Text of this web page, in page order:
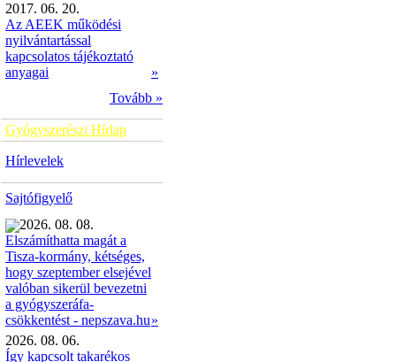
2017. 06. 20.
Az AEEK működési
nyilvántartással
kapcsolatos tájékoztató
anyagai
»
Tovább »
Gyógyszerészi Hírlap
Hírlevelek
Sajtófigyelő
2026. 08. 08.
Elszámíthatta magát a
Tisza-kormány, kétséges,
hogy szeptember elsejével
valóban sikerül bevezetni
a gyógyszeráfa-
csökkentést - nepszava.hu»
2026. 08. 06.
Így kapcsolt takarékos